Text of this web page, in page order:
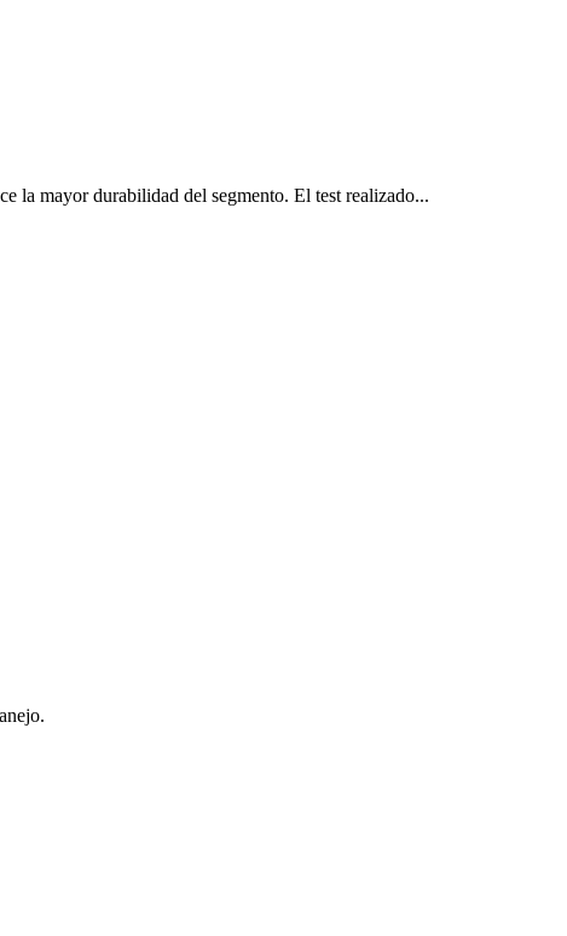
la mayor durabilidad del segmento. El test realizado...